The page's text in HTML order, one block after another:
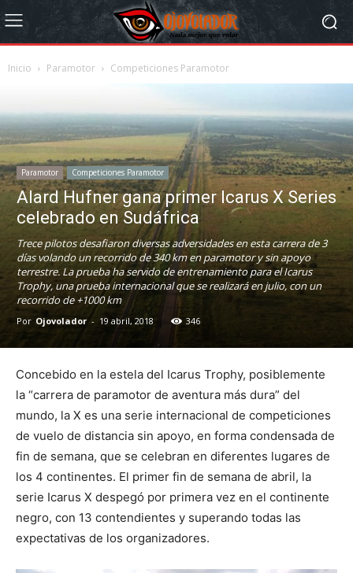
Inicio Paramotor Competiciones Paramotor
Paramotor Competiciones Paramotor
Alard Hufner gana primer Icarus X Series
celebrado en Sudáfrica
Trece pilotos desafiaron diversas adversidades en esta carrera de 3
días volando un recorrido de 340 km en paramotor y sin apoyo
terrestre. La prueba ha servido de entrenamiento para el Icarus
Trophy, una prueba internacional que se realizará en julio, con un
recorrido de +1000 km
Por Ojovolador - 19 abril, 2018 346
Concebido en la estela del Icarus Trophy, posiblemente
la “carrera de paramotor de aventura más dura” del
mundo, la X es una serie internacional de competiciones
de vuelo de distancia sin apoyo, en forma condensada de
fin de semana, que se celebran en diferentes lugares de
los 4 continentes. El primer fin de semana de abril, la
serie Icarus X despegó por primera vez en el continente
negro, con 13 contendientes y superando todas las
expectativas de los organizadores.